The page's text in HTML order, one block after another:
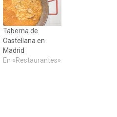
Taberna de
Castellana en
Madrid
En «Restaurantes»